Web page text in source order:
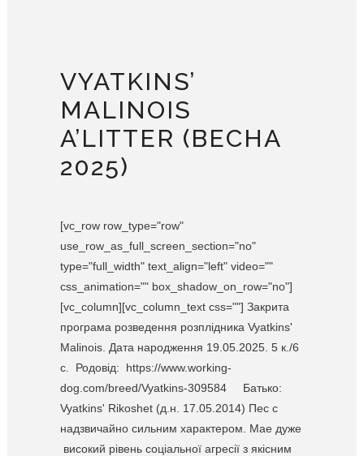
VYATKINS’
MALINOIS
A’LITTER (ВЕСНА
2025)
[vc_row row_type="row"
use_row_as_full_screen_section="no"
type="full_width" text_align="left" video=""
css_animation="" box_shadow_on_row="no"]
[vc_column][vc_column_text css=""] Закрита
програма розведення розплідника Vyatkins'
Malinois. Дата народження 19.05.2025. 5 к./6
c. Родовід: https://www.working-
dog.com/breed/Vyatkins-309584 Батько:
Vyatkins' Rikoshet (д.н. 17.05.2014) Пес с
надзвичайно сильним характером. Мае дуже
високий рівень соціальної агресії з якісним